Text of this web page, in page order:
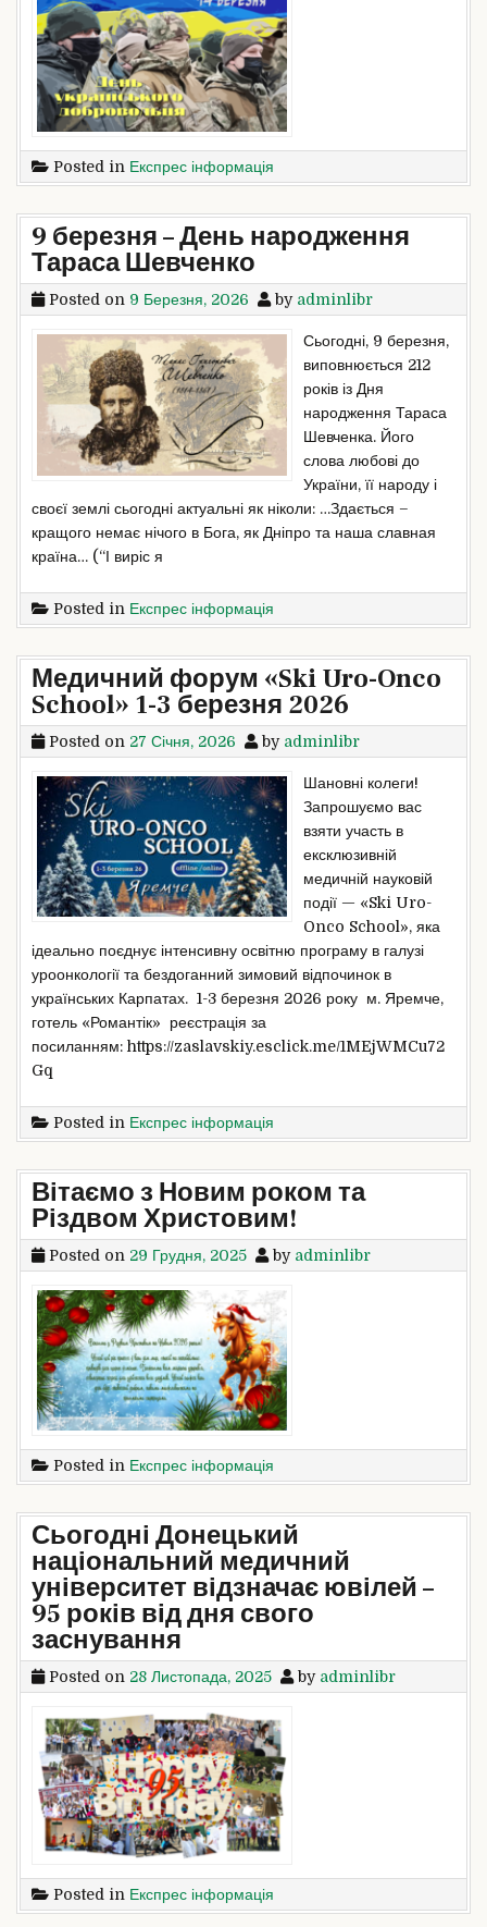
Posted in Експрес інформація
9 березня – День народження
Тараса Шевченко
Posted on 9 Березня, 2026 by adminlibr
Сьогодні, 9 березня,
виповнюється 212
років із Дня
народження Тараса
Шевченка. Його
слова любові до
України, її народу і
своєї землі сьогодні актуальні як ніколи: …Здається –
кращого немає нічого в Бога, як Дніпро та наша славная
країна… (“І виріс я
Posted in Експрес інформація
Медичний форум «Ski Uro-Onco
School» 1-3 березня 2026
Posted on 27 Січня, 2026 by adminlibr
Шановні колеги!
Запрошуємо вас
взяти участь в
ексклюзивній
медичній науковій
події — «Ski Uro-
Onco School», яка
ідеально поєднує інтенсивну освітню програму в галузі
уроонкології та бездоганний зимовий відпочинок в
українських Карпатах. 1-3 березня 2026 року м. Яремче,
готель «Романтік» реєстрація за
посиланням: https://zaslavskiy.esclick.me/1MEjWMCu72
Gq
Posted in Експрес інформація
Вітаємо з Новим роком та
Різдвом Христовим!
Posted on 29 Грудня, 2025 by adminlibr
Posted in Експрес інформація
Сьогодні Донецький
національний медичний
університет відзначає ювілей –
95 років від дня свого
заснування
Posted on 28 Листопада, 2025 by adminlibr
Posted in Експрес інформація